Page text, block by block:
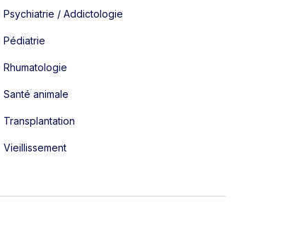
Psychiatrie / Addictologie
Pédiatrie
Rhumatologie
Santé animale
Transplantation
Vieillissement